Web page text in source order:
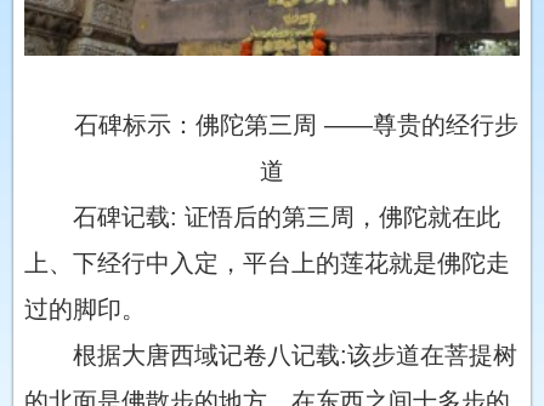
石碑标示：佛陀第三周 ——尊贵的经行步
道
石碑记载: 证悟后的第三周，佛陀就在此
上、下经行中入定，平台上的莲花就是佛陀走
过的脚印。
根据大唐西域记卷八记载:该步道在菩提树